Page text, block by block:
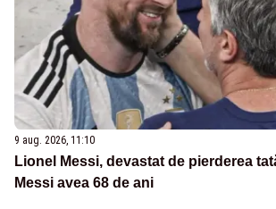
9 aug. 2026, 11:10
Lionel Messi, devastat de pierderea
Messi avea 68 de ani